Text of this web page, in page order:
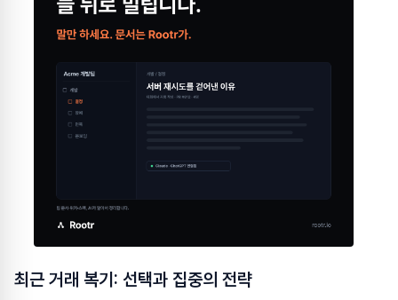
최근 거래 복기: 선택과 집중의 전략